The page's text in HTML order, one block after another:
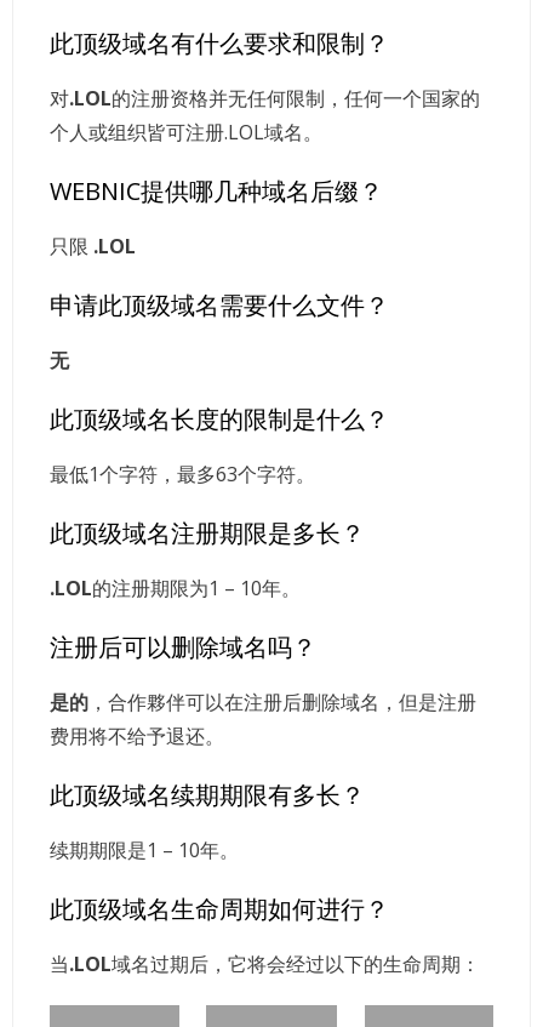
此顶级域名有什么要求和限制？
对.LOL的注册资格并无任何限制，任何一个国家的
个人或组织皆可注册.LOL域名。
WEBNIC提供哪几种域名后缀？
只限 .LOL
申请此顶级域名需要什么文件？
无
此顶级域名长度的限制是什么？
最低1个字符，最多63个字符。
此顶级域名注册期限是多长？
.LOL的注册期限为1 – 10年。
注册后可以删除域名吗？
是的 ，合作夥伴可以在注册后删除域名，但是注册
费用将不给予退还。
此顶级域名续期期限有多长？
续期期限是1 – 10年。
此顶级域名生命周期如何进行？
当.LOL域名过期后，它将会经过以下的生命周期：